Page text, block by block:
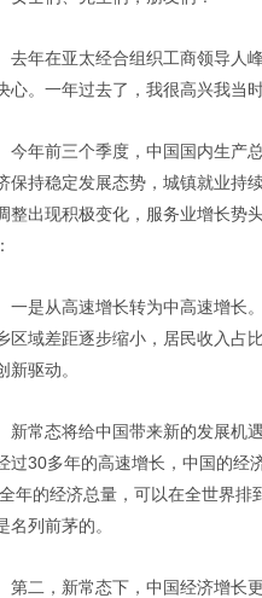
年在亚太经合组织工商领导人峰
心。一年过去了，我很高兴我当
年前三个季度，中国国内生产总
保持稳定发展态势，城镇就业持
整出现积极变化，服务业增长势
是从高速增长转为中高速增长。
区域差距逐步缩小，居民收入占
新驱动。
常态将给中国带来新的发展机遇
过30多年的高速增长，中国的经
年的经济总量，可以在全世界
名列前茅的。
二，新常态下，中国经济增长更